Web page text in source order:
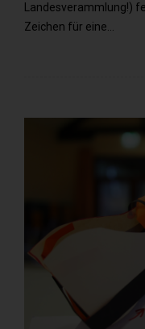
Landesverammlung!)
Zeichen für eine…